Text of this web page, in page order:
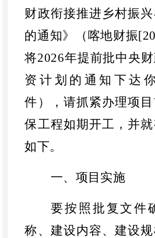
财政衔接推进乡村振
的通知》（喀地财振
将2026年提前批中央
资计划的通知下达
件），请抓紧办理项
保工程如期开工，并
如下。
一、 项目实施
要按照批复文件
称、建设内容、建设规